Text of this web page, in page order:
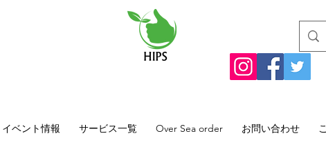
イベント情報 サービス一覧 Over Sea order お問い合わせ